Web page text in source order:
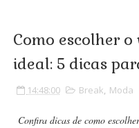
Como escolher
ideal: 5 dicas
14:48:00 Break, Moda
Confira dicas de como